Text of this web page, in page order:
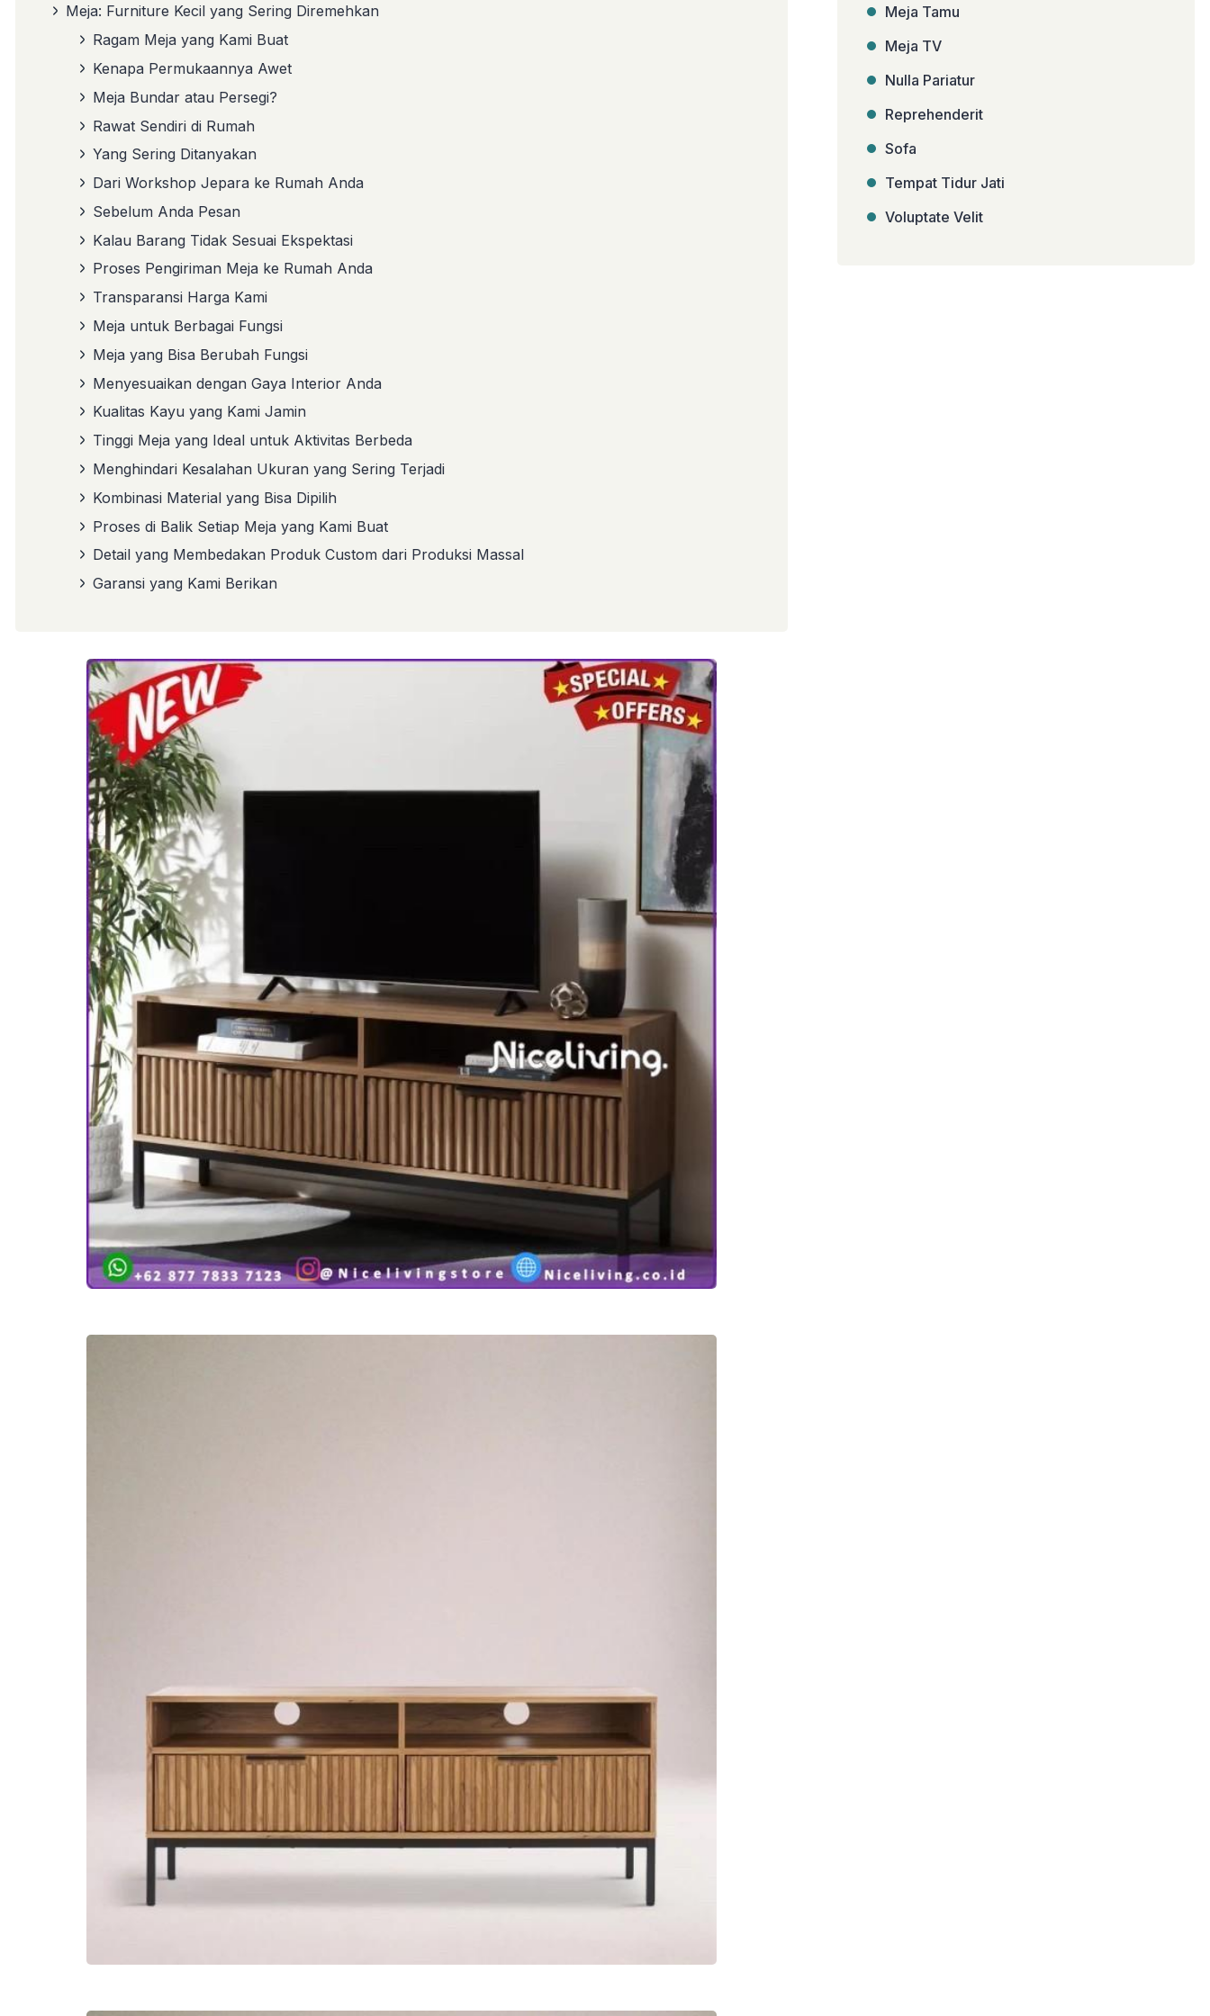
Meja: Furniture Kecil yang Sering Diremehkan
Ragam Meja yang Kami Buat
Kenapa Permukaannya Awet
Meja Bundar atau Persegi?
Rawat Sendiri di Rumah
Yang Sering Ditanyakan
Dari Workshop Jepara ke Rumah Anda
Sebelum Anda Pesan
Kalau Barang Tidak Sesuai Ekspektasi
Proses Pengiriman Meja ke Rumah Anda
Transparansi Harga Kami
Meja untuk Berbagai Fungsi
Meja yang Bisa Berubah Fungsi
Menyesuaikan dengan Gaya Interior Anda
Kualitas Kayu yang Kami Jamin
Tinggi Meja yang Ideal untuk Aktivitas Berbeda
Menghindari Kesalahan Ukuran yang Sering Terjadi
Kombinasi Material yang Bisa Dipilih
Proses di Balik Setiap Meja yang Kami Buat
Detail yang Membedakan Produk Custom dari Produksi Massal
Garansi yang Kami Berikan
Meja Tamu
Meja TV
Nulla Pariatur
Reprehenderit
Sofa
Tempat Tidur Jati
Voluptate Velit